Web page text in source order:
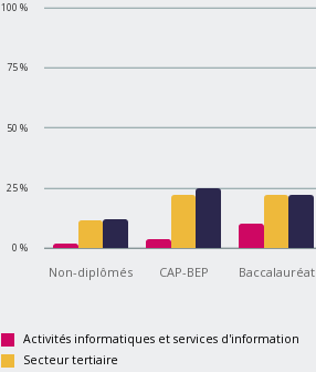
Non-diplômés CAP-BEP Baccalauréat
0 %
25 %
50 %
75 %
100 %
Activités informatiques et services d'information
Secteur tertiaire